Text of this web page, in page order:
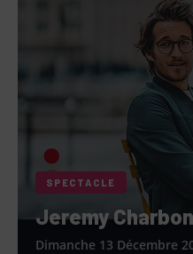
SPECTACLE
Jeremy
Dimanche 13 Décembre